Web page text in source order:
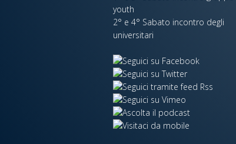
youth
2° e 4° Sabato incontro degli
universitari